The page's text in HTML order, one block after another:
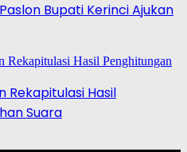
Bupati Kerinci Ajukan
Rekapitulasi Hasil
Suara